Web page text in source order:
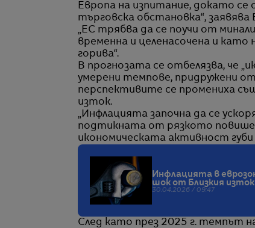
Европа на изпитание, докато се
търговска обстановка“,
„ЕС трябва да се поучи от
временна и целенасочена и
горива“.
В прогнозата се отбелязва, че
умерени темпове, придружени
перспективите се промениха
изток.
„Инфлацията започна да се
подтикната от рязкото
икономическата активност губи
Инфлацията в
шок от Близкия изток
30.04.2026 / 09:47
След като през 2025 г. темпът